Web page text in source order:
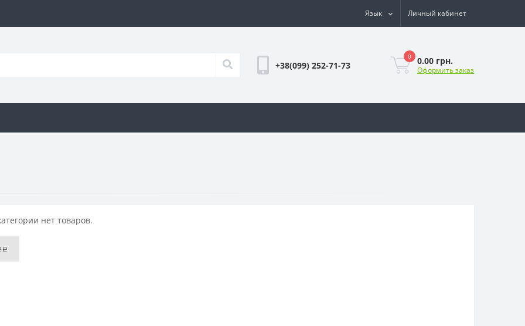
Язык Личный кабинет
+38(099) 252-71-73
0 0.00 грн.
Оформить заказ
нет товаров.